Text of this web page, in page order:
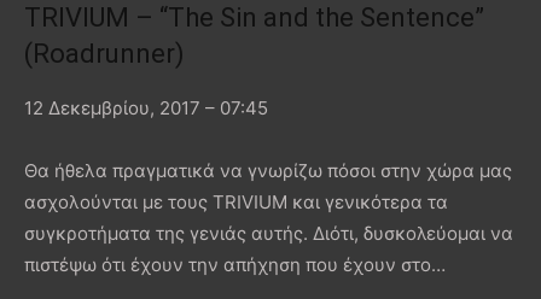
TRIVIUM – “The Sin and the Sentence”
(Roadrunner)
12 Δεκεμβρίου, 2017 – 07:45
Θα ήθελα πραγματικά να γνωρίζω πόσοι στην χώρα μας
ασχολούνται με τους TRIVIUM και γενικότερα τα
συγκροτήματα της γενιάς αυτής. Διότι, δυσκολεύομαι να
πιστέψω ότι έχουν την απήχηση που έχουν στο…